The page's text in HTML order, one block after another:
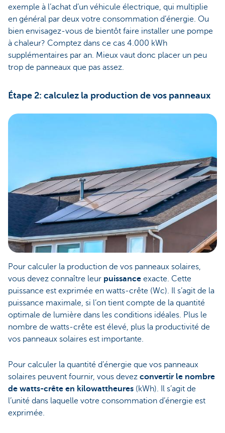
exemple à l’achat d’un véhicule électrique, qui multiplie
en général par deux votre consommation d’énergie. Ou
bien envisagez-vous de bientôt faire installer une pompe
à chaleur? Comptez dans ce cas 4.000 kWh
supplémentaires par an. Mieux vaut donc placer un peu
trop de panneaux que pas assez.
Étape 2: calculez la production de vos panneaux
Pour calculer la production de vos panneaux solaires,
vous devez connaître leur puissance exacte. Cette
puissance est exprimée en watts-crête (Wc). Il s’agit de la
puissance maximale, si l’on tient compte de la quantité
optimale de lumière dans les conditions idéales. Plus le
nombre de watts-crête est élevé, plus la productivité de
vos panneaux solaires est importante.
Pour calculer la quantité d’énergie que vos panneaux
solaires peuvent fournir, vous devez convertir le nombre
de watts-crête en kilowattheures (kWh). Il s’agit de
l’unité dans laquelle votre consommation d’énergie est
exprimée.